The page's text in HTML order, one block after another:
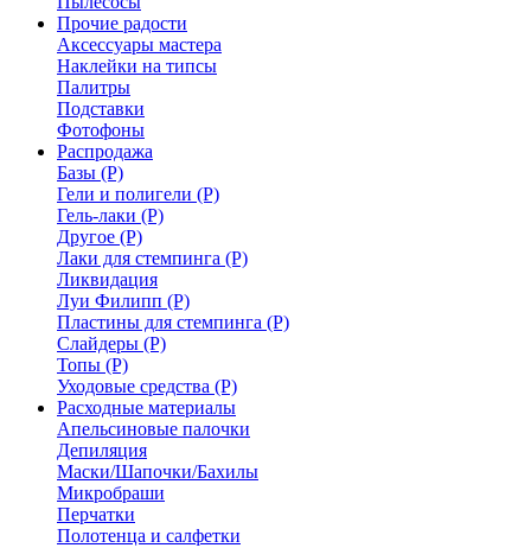
Прочие радости
Аксессуары мастера
Наклейки на типсы
Палитры
Подставки
Фотофоны
Распродажа
Базы (Р)
Гели и полигели (Р)
Гель-лаки (Р)
Другое (Р)
Лаки для стемпинга (Р)
Ликвидация
Луи Филипп (Р)
Пластины для стемпинга (Р)
Слайдеры (Р)
Топы (Р)
Уходовые средства (Р)
Расходные материалы
Апельсиновые палочки
Депиляция
Маски/Шапочки/Бахилы
Микробраши
Перчатки
Полотенца и салфетки